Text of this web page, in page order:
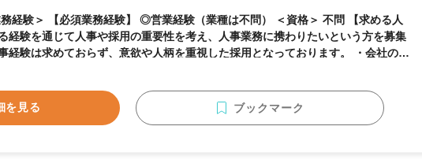
経験を通じて人事や採用の重要性を考え、人事業務に携わりたいという方を募集
経験は求めておらず、意欲や人柄を重視した採用となっております。 ・会社の急
を見る
ブックマーク